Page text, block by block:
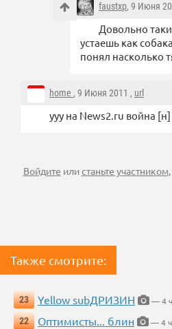
faustxp, 9 Июня
Довольно
устаешь как
понял насколько
home , 9 Июня 2011 , url
ууу на News2.ru война [н]
Войдите илистаньте участником
Также смотрите:
23 Yellow subДРИЗИН
— 4
22
Оптимисты... блин
— 4